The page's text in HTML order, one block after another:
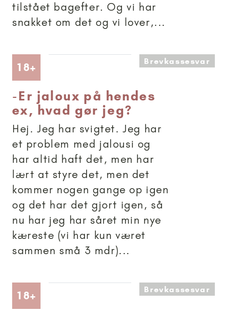
tilstået bagefter. Og vi har
snakket om det og vi lover,...
18+ Artikler anbefalet til 18+Brevkassesvar
-Er jaloux på hendes
ex, hvad gør jeg?
Hej. Jeg har svigtet. Jeg har
et problem med jalousi og
har altid haft det, men har
lært at styre det, men det
kommer nogen gange op igen
og det har det gjort igen, så
nu har jeg har såret min nye
kæreste (vi har kun været
sammen små 3 mdr)...
18+ Artikler anbefalet til 18+Brevkassesvar